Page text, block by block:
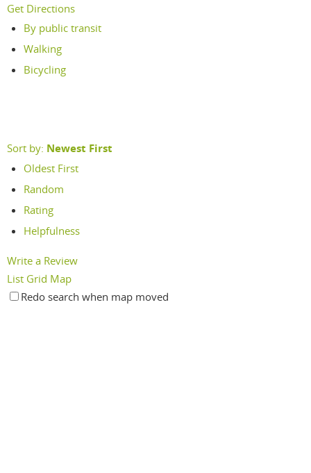
Get Directions
By public transit
Walking
Bicycling
Sort by: Newest First
Oldest First
Random
Rating
Helpfulness
Write a Review
List Grid Map
Redo search when map moved